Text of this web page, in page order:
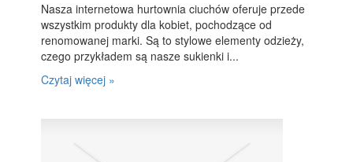
Nasza internetowa hurtownia ciuchów oferuje przede
wszystkim produkty dla kobiet, pochodzące od
renomowanej marki. Są to stylowe elementy odzieży,
czego przykładem są nasze sukienki i...
Czytaj więcej »